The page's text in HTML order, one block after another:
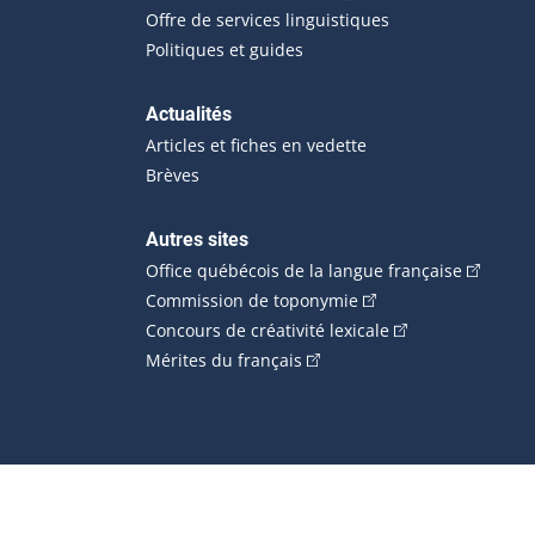
Offre de services linguistiques
Politiques et guides
Actualités
Articles et fiches en vedette
Brèves
Autres sites
Office québécois de la langue française(Cet
Commission de toponymie(Cet hyperlien
Concours de créativité lexicale(Cet hyperlien
Mérites du français (Cet hyperlien externe